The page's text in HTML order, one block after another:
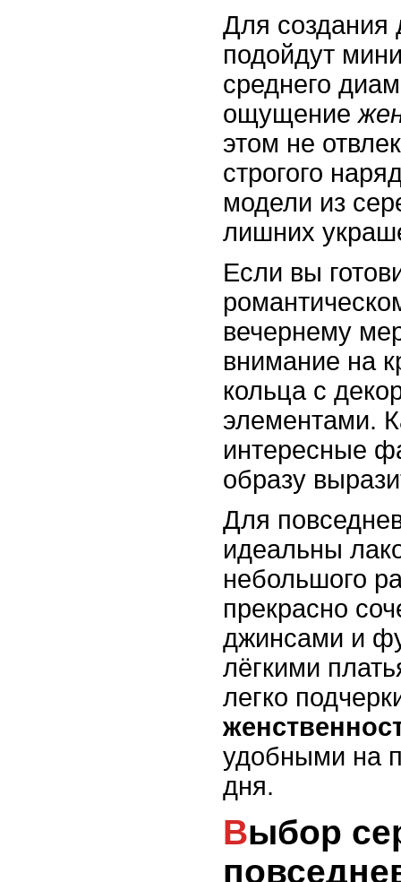
Для создания
подойдут
среднего
ощущение
этом не
строгого
модели из
лишних
Если вы
вечернему
внимание на
кольца с
элементами.
интересные
образу
Для
идеальны
небольшого
прекрасно
джинсами и
лёгкими
легко
удобными на
дня.
Выбор серьг-колец для